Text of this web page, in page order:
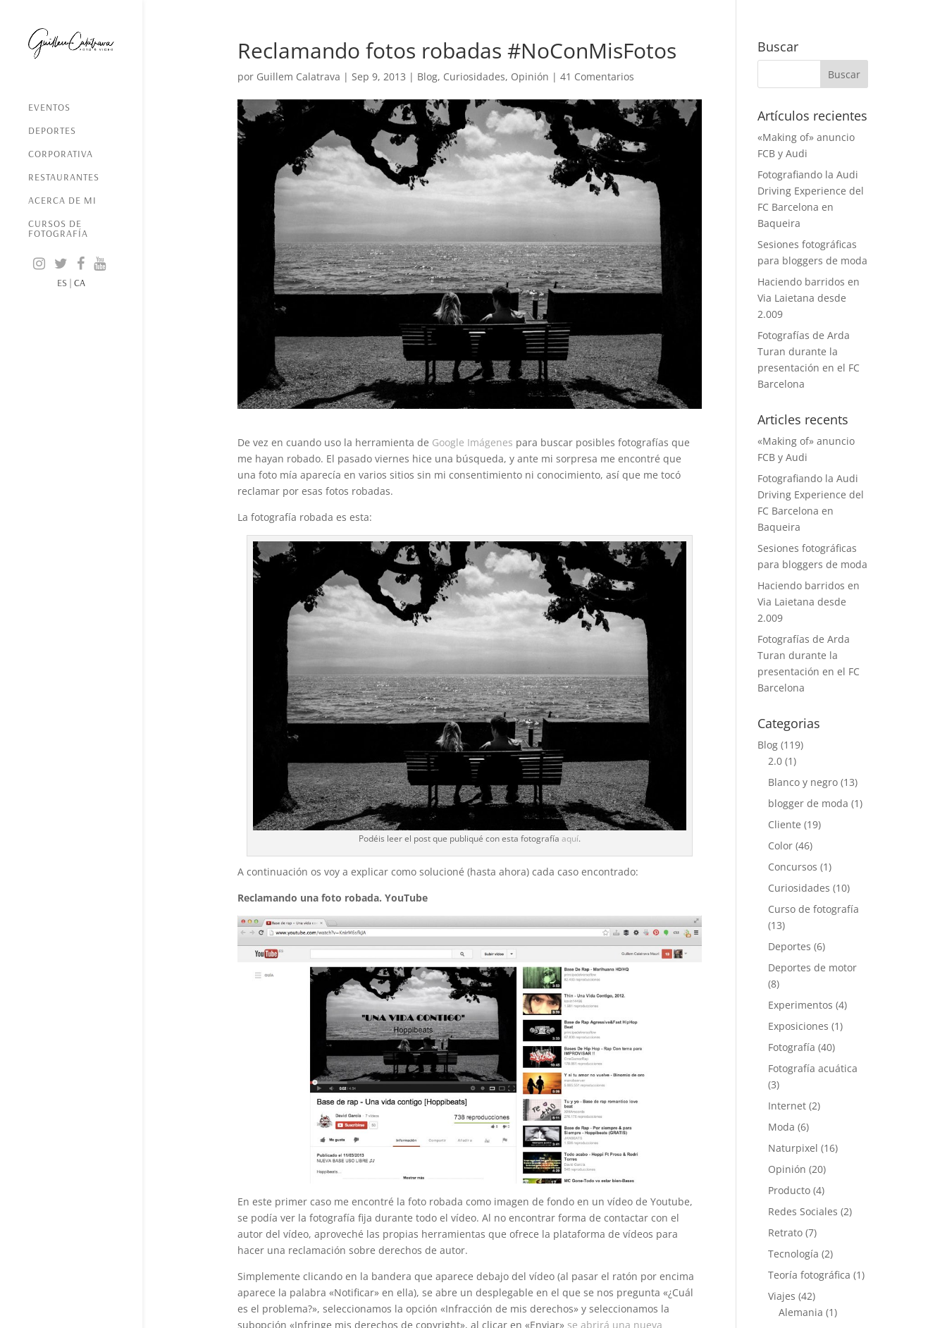
EVENTOS
DEPORTES
CORPORATIVA
RESTAURANTES
ACERCA DE MI
CURSOS DE
FOTOGRAFÍA
ES| CA
Reclamando fotos robadas #NoConMisFotos
por Guillem Calatrava | Sep 9, 2013 | Blog, Curiosidades, Opinión | 41 Comentarios
De vez en cuando uso la herramienta de Google Imágenes para buscar posibles fotografías que
me hayan robado. El pasado viernes hice una búsqueda, y ante mi sorpresa me encontré que
una foto mía aparecía en varios sitios sin mi consentimiento ni conocimiento, así que me tocó
reclamar por esas fotos robadas.
La fotografía robada es esta:
Podéis leer el post que publiqué con esta fotografía aquí.
A continuación os voy a explicar como solucioné (hasta ahora) cada caso encontrado:
Reclamando una foto robada. YouTube
En este primer caso me encontré la foto robada como imagen de fondo en un vídeo de Youtube,
se podía ver la fotografía fija durante todo el vídeo. Al no encontrar forma de contactar con el
autor del vídeo, aproveché las propias herramientas que ofrece la plataforma de vídeos para
hacer una reclamación sobre derechos de autor.
Simplemente clicando en la bandera que aparece debajo del vídeo (al pasar el ratón por encima
aparece la palabra «Notificar» en ella), se abre un desplegable en el que se nos pregunta «¿Cuál
es el problema?», seleccionamos la opción «Infracción de mis derechos» y seleccionamos la
subopción «Infringe mis derechos de copyright», al clicar en «Enviar» se abrirá una nueva
Buscar
Artículos recientes
«Making of» anuncio
FCB y Audi
Fotografiando la Audi
Driving Experience del
FC Barcelona en
Baqueira
Sesiones fotográficas
para bloggers de moda
Haciendo barridos en
Via Laietana desde
2.009
Fotografías de Arda
Turan durante la
presentación en el FC
Barcelona
Articles recents
«Making of» anuncio
FCB y Audi
Fotografiando la Audi
Driving Experience del
FC Barcelona en
Baqueira
Sesiones fotográficas
para bloggers de moda
Haciendo barridos en
Via Laietana desde
2.009
Fotografías de Arda
Turan durante la
presentación en el FC
Barcelona
Categorias
Blog (119)
2.0 (1)
Blanco y negro (13)
blogger de moda (1)
Cliente (19)
Color (46)
Concursos (1)
Curiosidades (10)
Curso de fotografía
(13)
Deportes (6)
Deportes de motor
(8)
Experimentos (4)
Exposiciones (1)
Fotografía (40)
Fotografía acuática
(3)
Internet (2)
Moda (6)
Naturpixel (16)
Opinión (20)
Producto (4)
Redes Sociales (2)
Retrato (7)
Tecnología (2)
Teoría fotográfica (1)
Viajes (42)
Alemania (1)